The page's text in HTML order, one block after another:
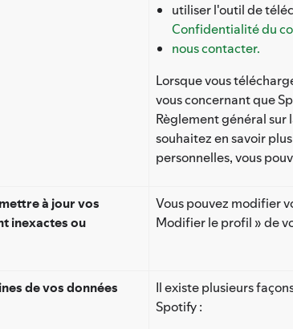
utiliser l'outil de
Confidentialité du
nous contacter.
Lorsque vous
vous concernant que
Règlement général sur
souhaitez en savoir
personnelles, vous
à jour vos
inexactes ou
Vous pouvez modifier
Modifier le profil » de
de vos données
Il existe plusieurs
Spotify :